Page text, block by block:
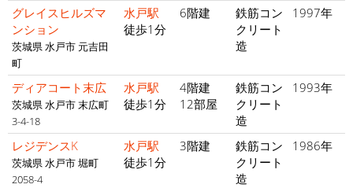
グレイスヒルズマ
ンション
茨城県 水戸市 元吉田
町
水戸駅
徒歩1分
6階建
鉄筋コン
クリート
造
1997年
ディアコート末広
茨城県 水戸市 末広町
3-4-18
水戸駅
徒歩1分
4階建
12部屋
鉄筋コン
クリート
造
1993年
レジデンスK
茨城県 水戸市 堀町
2058-4
水戸駅
徒歩1分
3階建
鉄筋コン
クリート
造
1986年